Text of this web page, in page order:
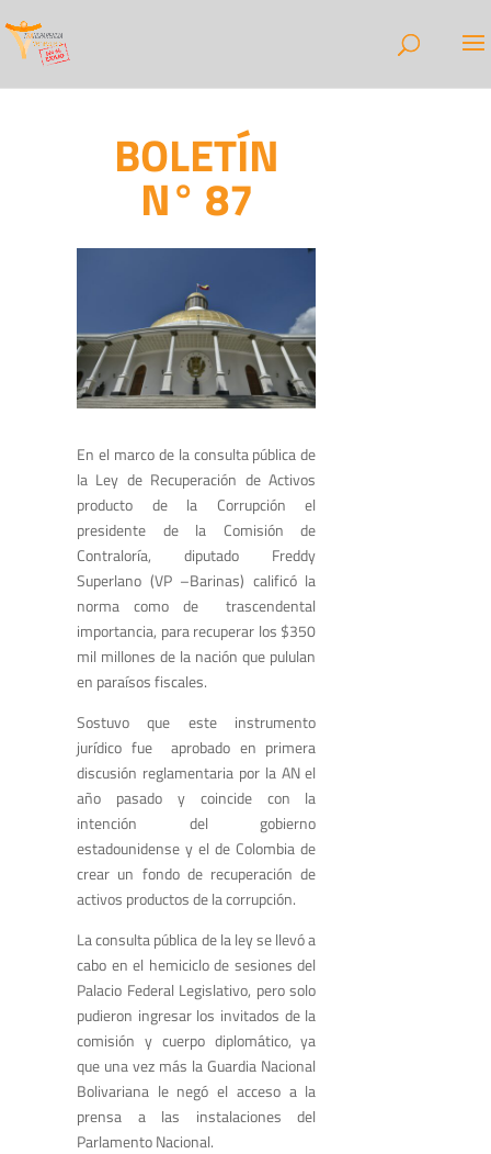
BOLETÍN
N° 87
En el marco de la consulta pública de
la Ley de Recuperación de Activos
producto de la Corrupción el
presidente de la Comisión de
Contraloría, diputado Freddy
Superlano (VP –Barinas) calificó la
norma como de trascendental
importancia, para recuperar los $350
mil millones de la nación que pululan
en paraísos fiscales.
Sostuvo que este instrumento
jurídico fue aprobado en primera
discusión reglamentaria por la AN el
año pasado y coincide con la
intención del gobierno
estadounidense y el de Colombia de
crear un fondo de recuperación de
activos productos de la corrupción.
La consulta pública de la ley se llevó a
cabo en el hemiciclo de sesiones del
Palacio Federal Legislativo, pero solo
pudieron ingresar los invitados de la
comisión y cuerpo diplomático, ya
que una vez más la Guardia Nacional
Bolivariana le negó el acceso a la
prensa a las instalaciones del
Parlamento Nacional.